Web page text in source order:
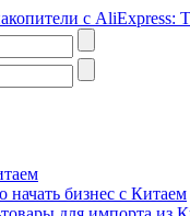
начать бизнес с Китаем